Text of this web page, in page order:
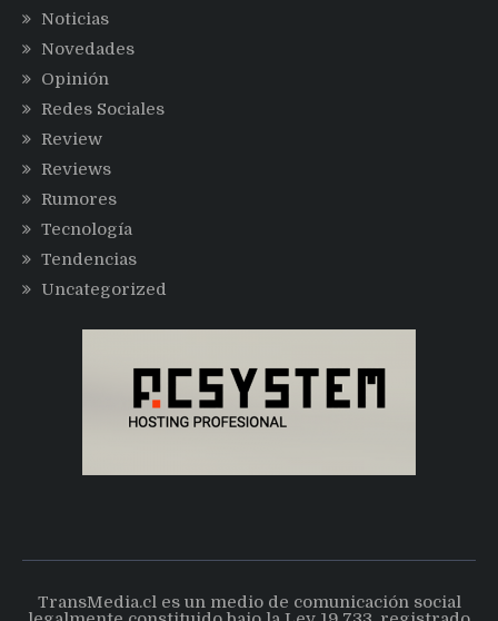
Noticias
Novedades
Opinión
Redes Sociales
Review
Reviews
Rumores
Tecnología
Tendencias
Uncategorized
TransMedia.cl es un medio de comunicación social